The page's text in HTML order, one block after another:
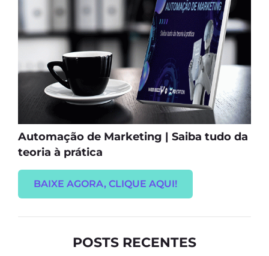
Automação de Marketing | Saiba tudo da
teoria à prática
BAIXE AGORA, CLIQUE AQUI!
POSTS RECENTES